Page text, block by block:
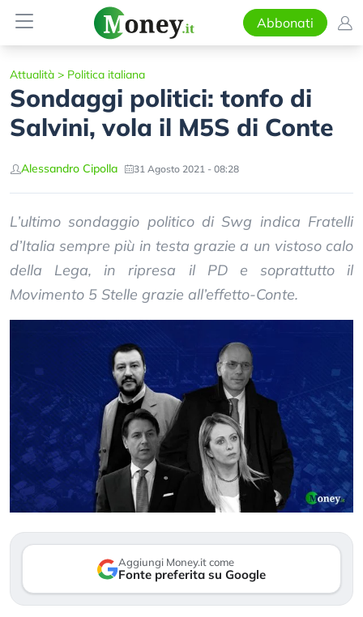
Abbonati
Attualità > Politica italiana
Sondaggi politici: tonfo di
Salvini, vola il M5S di Conte
Alessandro Cipolla 31 Agosto 2021 - 08:28
L’ultimo sondaggio politico di Swg indica Fratelli
d’Italia sempre più in testa grazie a un vistoso calo
della Lega, in ripresa il PD e soprattutto il
Movimento 5 Stelle grazie all’effetto-Conte.
Aggiungi Money.it come
Fonte preferita su Google